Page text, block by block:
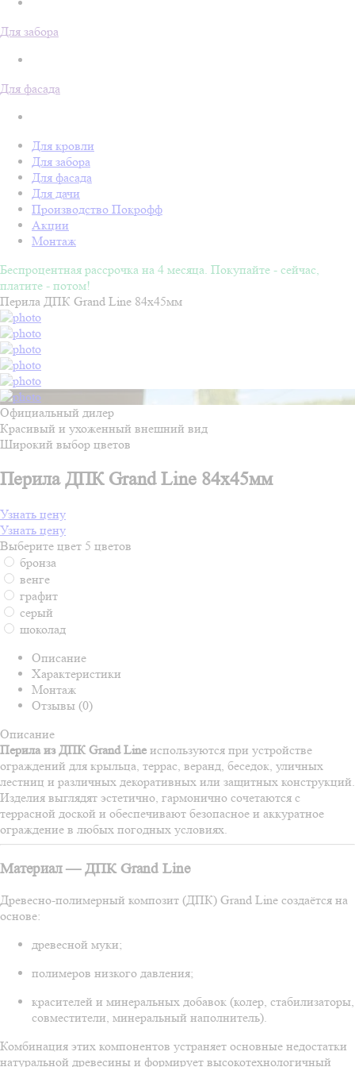
Для забора
Для фасада
Для кровли
Для забора
Для фасада
Для дачи
Производство Покрофф
Акции
Монтаж
Беспроцентная рассрочка на 4 месяца. Покупайте - сейчас,
платите - потом!
Перила ДПК Grand Line 84х45мм
Официальный дилер
Красивый и ухоженный внешний вид
Широкий выбор цветов
Перила ДПК Grand Line 84х45мм
Узнать цену
Узнать цену
Выберите цвет 5 цветов
бронза
венге
графит
серый
шоколад
Описание
Характеристики
Монтаж
Отзывы (0)
Описание
Перила из ДПК Grand Line используются при устройстве
ограждений для крыльца, террас, веранд, беседок, уличных
лестниц и различных декоративных или защитных конструкций.
Изделия выглядят эстетично, гармонично сочетаются с
террасной доской и обеспечивают безопасное и аккуратное
ограждение в любых погодных условиях.
Материал — ДПК Grand Line
Древесно-полимерный композит (ДПК) Grand Line создаётся на
основе:
древесной муки;
полимеров низкого давления;
красителей и минеральных добавок (колер, стабилизаторы,
совместители, минеральный наполнитель).
Комбинация этих компонентов устраняет основные недостатки
натуральной древесины и формирует высокотехнологичный